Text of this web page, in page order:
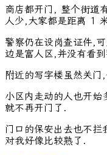
商店都开门, 整个街道
人少,大家都是距离 1
警察仍在设岗查证件,
边是富人区,并没有看
附近的写字楼虽然关
小区内走动的人也开
就不再开门了.
门口的保安出去也不拦
对我好像比较熟了.